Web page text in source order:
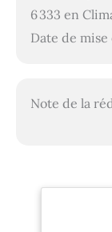
6 333 en
Date de
Note de la